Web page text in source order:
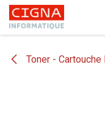
Se rendre au contenu
Toner -